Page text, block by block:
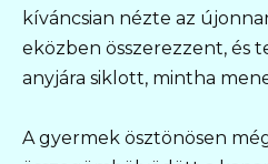
kíváncsian nézte az
eközben összerezzent, és
anyjára siklott, mintha
A gyermek ösztönösen